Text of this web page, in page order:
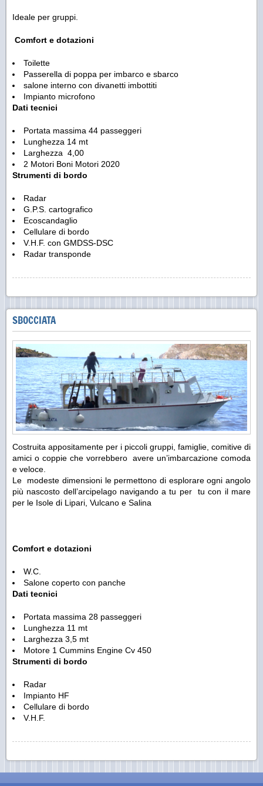
Ideale per gruppi.
Comfort e dotazioni
Toilette
Passerella di poppa per imbarco e sbarco
salone interno con divanetti imbottiti
Impianto microfono
Dati tecnici
Portata massima 44 passeggeri
Lunghezza 14 mt
Larghezza 4,00
2 Motori Boni Motori 2020
Strumenti di bordo
Radar
G.P.S. cartografico
Ecoscandaglio
Cellulare di bordo
V.H.F. con GMDSS-DSC
Radar transponde
SBOCCIATA
Costruita appositamente per i piccoli gruppi, famiglie, comitive di
amici o coppie che vorrebbero avere un’imbarcazione comoda
e veloce.
Le modeste dimensioni le permettono di esplorare ogni angolo
più nascosto dell’arcipelago navigando a tu per tu con il mare
per le Isole di Lipari, Vulcano e Salina
Comfort e dotazioni
W.C.
Salone coperto con panche
Dati tecnici
Portata massima 28 passeggeri
Lunghezza 11 mt
Larghezza 3,5 mt
Motore 1 Cummins Engine Cv 450
Strumenti di bordo
Radar
Impianto HF
Cellulare di bordo
V.H.F.